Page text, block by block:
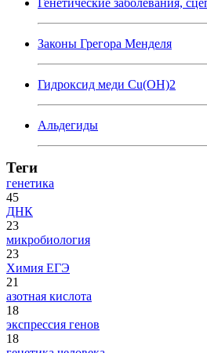
Генетические заболевания,
Законы Грегора Менделя
Гидроксид меди Cu(OH)2
Альдегиды
Теги
генетика
45
ДНК
23
микробиология
23
Химия ЕГЭ
21
азотная кислота
18
экспрессия генов
18